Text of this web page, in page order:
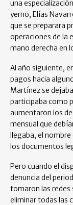
una
yerno, Elías
que se preparara
operaciones de la
mano derecha en
Al año siguiente,
pagos hacia
Martínez se
participaba como
aumentaron los
mensual que
llegaba, el
los documentos
Pero cuando el
denuncia del
tomaron las redes
eliminar todas las